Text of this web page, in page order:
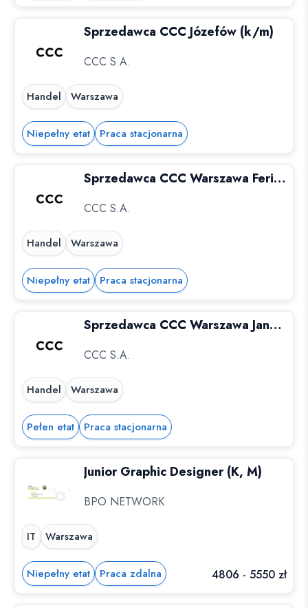
Sprzedawca CCC Józefów (k/m)
CCC S.A.
Handel Warszawa
Niepełny etat Praca stacjonarna
Sprzedawca CCC Warszawa Ferio Wawer (k/m)
CCC S.A.
Handel Warszawa
Niepełny etat Praca stacjonarna
Sprzedawca CCC Warszawa Janki (k/m)
CCC S.A.
Handel Warszawa
Pełen etat Praca stacjonarna
Junior Graphic Designer (K, M)
BPO NETWORK
IT Warszawa
Niepełny etat Praca zdalna 4806 - 5550 zł